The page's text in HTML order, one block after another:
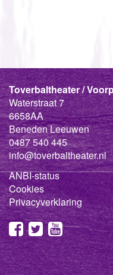
Toverbaltheater /
Waterstraat 7
6658AA
Beneden Leeuwen
0487 540 445
info@toverbaltheater.nl
ANBI-status
Cookies
Privacyverklaring